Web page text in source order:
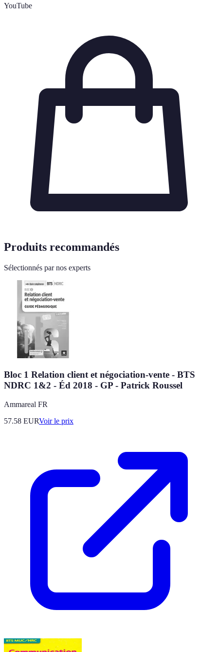
YouTube
Produits recommandés
Sélectionnés par nos experts
Bloc 1 Relation client et négociation-vente - BTS
NDRC 1&2 - Éd 2018 - GP - Patrick Roussel
Ammareal FR
57.58 EURVoir le prix